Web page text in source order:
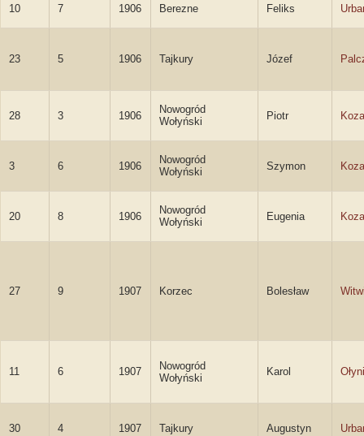
10 7 1906 Berezne Feliks
23 5 1906 Tajkury Józef
28 3 1906
Nowogród
Wołyński
Piotr
3 6 1906
Nowogród
Wołyński
Szymon
20 8 1906
Nowogród
Wołyński
Eugenia
27 9 1907 Korzec Bolesław
11 6 1907
Nowogród
Wołyński
Karol
30 4 1907 Tajkury Augustyn